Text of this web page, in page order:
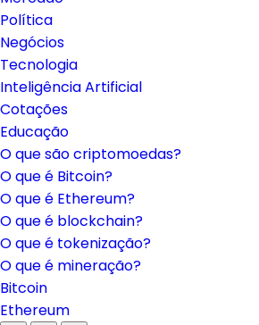
Política
Negócios
Tecnologia
Inteligência Artificial
Cotações
Educação
O que são criptomoedas?
O que é Bitcoin?
O que é Ethereum?
O que é blockchain?
O que é tokenização?
O que é mineração?
Bitcoin
Ethereum